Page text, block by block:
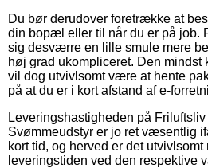
Du bør derudover foretrække at
din bopæl eller til når du er på job.
sig desværre en lille smule mere
høj grad ukompliceret. Den mindst
vil dog utvivlsomt være at hente
på at du er i kort afstand af e-
Leveringshastigheden på
Svømmeudstyr er jo ret væsentlig
kort tid, og herved er det
leveringstiden ved den respektive